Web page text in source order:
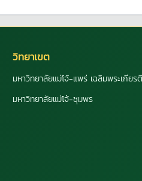
วิทยาเขต
มหาวิทยาลัยแม่โจ้-แพร่ เฉลิมพระเกียรติ
มหาวิทยาลัยแม่โจ้-ชุมพร